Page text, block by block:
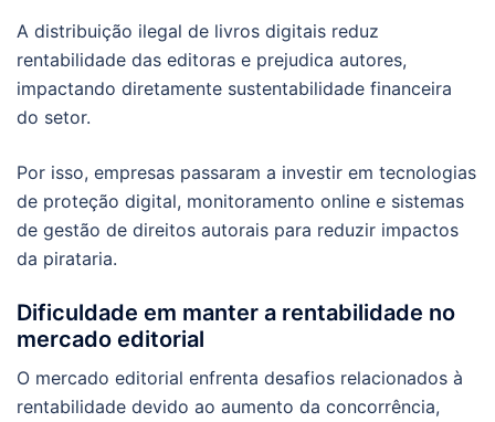
A distribuição ilegal de livros digitais reduz
rentabilidade das editoras e prejudica autores,
impactando diretamente sustentabilidade financeira
do setor.
Por isso, empresas passaram a investir em tecnologias
de proteção digital, monitoramento online e sistemas
de gestão de direitos autorais para reduzir impactos
da pirataria.
Dificuldade em manter a rentabilidade no
mercado editorial
O mercado editorial enfrenta desafios relacionados à
rentabilidade devido ao aumento da concorrência,